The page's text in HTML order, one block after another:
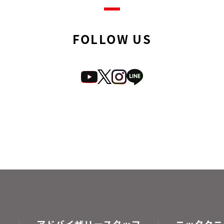
FOLLOW US